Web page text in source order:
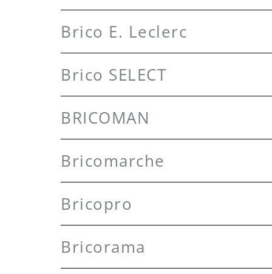
Brico E. Leclerc
Brico SELECT
BRICOMAN
Bricomarche
Bricopro
Bricorama